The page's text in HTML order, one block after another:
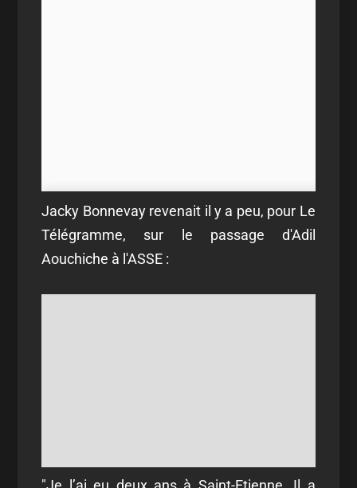
Jacky Bonnevay revenait il y a peu, pour Le
Télégramme, sur le passage d'Adil
Aouchiche à l'ASSE :